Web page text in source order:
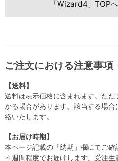
「Wizard4」TOPへ
ご注文における注意事項
【送料】
送料は表示価格に含まれます。た
かる場合があります。該当する場
絡いたします。
【お届け時期】
本ページ記載の「納期」欄にてご確
４週間程度でお届けします。受注